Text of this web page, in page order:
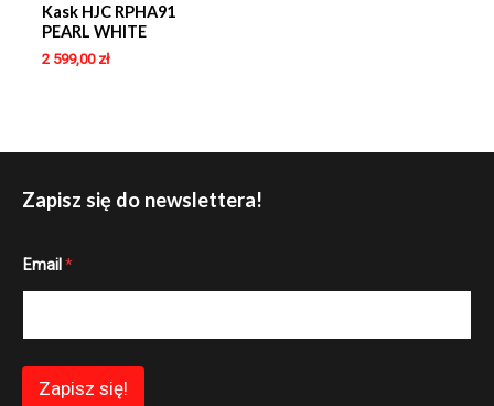
Kask HJC RPHA91
PEARL WHITE
2 599,00 zł
Zapisz się do newslettera!
m
*
Email *
Zapisz się!